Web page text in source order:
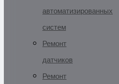
автоматизированных
систем
Ремонт
датчиков
Ремонт